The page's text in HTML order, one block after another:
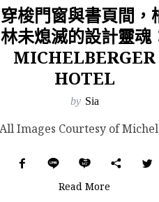
穿梭門窗與書頁間，
林未熄滅的設計靈魂
MICHELBERGER
HOTEL
by Sia
All
Read More